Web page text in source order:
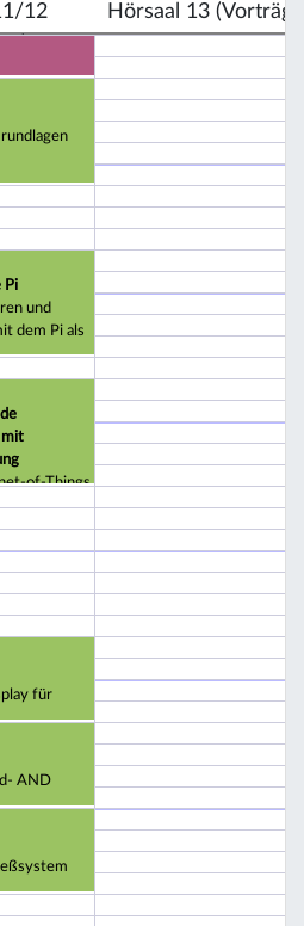
12
Hörsaal 13
Pi
und
dem Pi als
mit
of-Things
für
AND